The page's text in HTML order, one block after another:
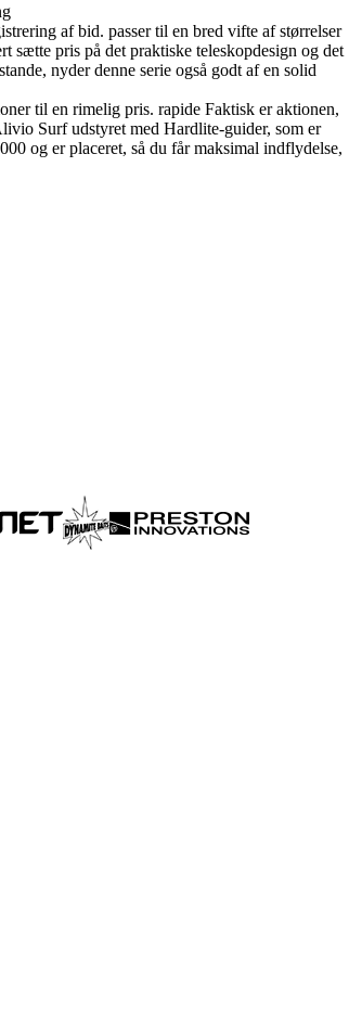
af bid. passer til en bred vifte af størrelser
sætte pris på det praktiske teleskopdesign og det
nyder denne serie også godt af en solid
til en rimelig pris. rapide Faktisk er aktionen,
Surf udstyret med Hardlite-guider, som er
og er placeret, så du får maksimal indflydelse,